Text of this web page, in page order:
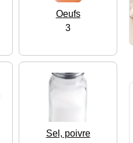
Oeufs
3
Sel, poivre